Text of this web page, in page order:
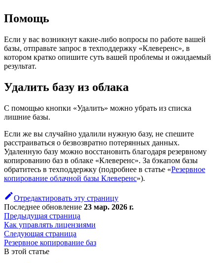
Помощь
Если у вас возникнут какие-либо вопросы по работе вашей
базы, отправьте запрос в техподдержку «Клеверенс», в
котором кратко опишите суть вашей проблемы и ожидаемый
результат.
Удалить базу из облака
С помощью кнопки «Удалить» можно убрать из списка
лишние базы.
Если же вы случайно удалили нужную базу, не спешите
расстраиваться о безвозвратно потерянных данных.
Удаленную базу можно восстановить благодаря резервному
копированию баз в облаке «Клеверенс». За бэкапом базы
обратитесь в техподдержку (подробнее в статье «Резервное
копирование облачной базы Клеверенс»).
Отредактировать эту страницу
Последнее обновление 23 мар. 2026 г.
Предыдущая страница
Как управлять лицензиями
Следующая страница
Резервное копирование баз
В этой статье